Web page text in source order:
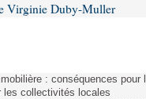
Virginie Duby-Muller
: conséquences
les collectivités locales